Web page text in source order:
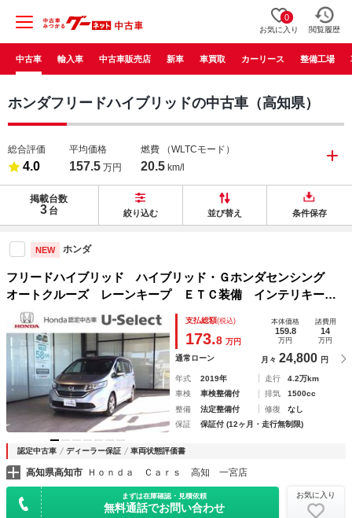
0
お気に入り 閲覧履歴
中古車 輸入車 中古車販売店 新車 車買取 カーリース 整備工場
ホンダフリードハイブリッドの中古車（高知県）
総合評価
4.0
平均価格
157.5 万円
燃費 （WLTCモード）
20.5 km/l
掲載台数
3 台 絞り込む 並び替え 条件保存
NEW ホンダ
フリードハイブリッド ハイブリッド・Ｇホンダセンシング
オートクルーズ レーンキープ ＥＴＣ装備 インテリキー
バックカメラ付き ＬＥＤライト ＶＳＡ Ｗエアバッグ 衝
突安全ボディ ＡＢＳ サイドカーテンエアバック
支払総額(税込)
173.8 万円
本体価格
159.8
万円
諸費用
14
万円
通常ローン 月々 24,800 円
年式 2019年 走行
4.2万km
車検
車検整備付 排気
1500cc
整備
法定整備付 修復
なし
保証
保証付 (12ヶ月・走行無制限)
認定中古車 ディーラー保証 車両状態評価書
高知県高知市 Ｈｏｎｄａ Ｃａｒｓ 高知 一宮店
まずは在庫確認・見積依頼
無料通話でお問い合わせ
お気に入り